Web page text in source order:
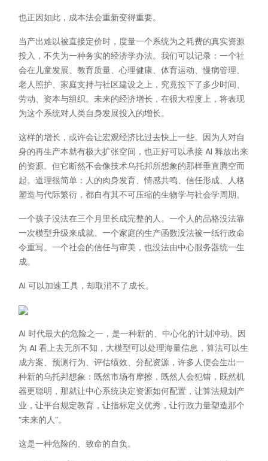
也正因如此，成本法会重新变得重要。
当产出难以被直接定价时，度量一个系统为之耗费的真实资源
投入，不失为一种务实的经济学办法。我们可以记录：一个社
会在儿童发展、教育质量、心理健康、体育运动、慢病管理、
老人照护、家庭支持与社区建设之上，究竟投下了多少时间、
劳动、资本与组织。未来的经济增长，在很大程度上，将表现
为这个系统对人类自身发展投入的增长。
这样的增长，或许会让宏观经济比过去快上一些。因为人对自
身的再生产本就有极大扩张空间，也正好可以承接 AI 释放出来
的资源。但它断然不会像技术乌托邦所想象的那样垂直腾空而
起。道理很简单：人的肉身发育、情感共鸣、信任形成、人格
塑造与代际繁衍，都自有其不可压缩的生物学与社会学周期。
一个孩子没法在三个月里长成完整的人。一个人的品格没法靠
一次模型升级来成就。一个家庭的生产函数没法被一纸行政命
令重写。一个社会的信任与审美，也没法由中心服务器统一生
成。
AI 可以加速工具，却取消不了成长。
AI 时代最大的危险之一，是一种新的、中心化的计划冲动。因
为 AI 看上去无所不知，大模型可以处理海量信息，算法可以生
成方案、预测行为、评估绩效、分配资源，许多人便会生出一
种新的乌托邦想象：既然市场有摩擦，既然人会犯错，既然机
器更聪明，那就让中心系统决定资源如何配置，让算法规划产
业，让平台规定教育，让指标定义优秀，让行政力量塑造那个
“未来的人”。
这是一种危险的、致命的自负。